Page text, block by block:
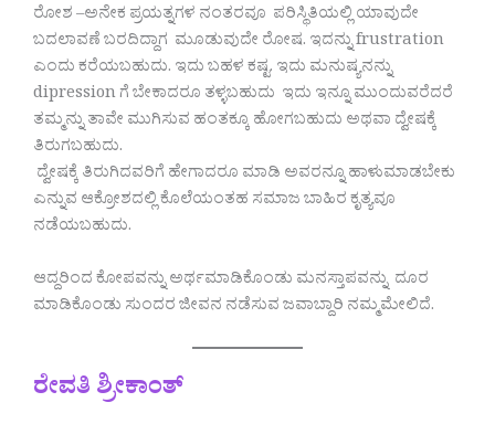
ರೋಶ –ಅನೇಕ ಪ್ರಯತ್ನಗಳ ನಂತರವೂ ಪರಿಸ್ಥಿತಿಯಲ್ಲಿ ಯಾವುದೇ
ಬದಲಾವಣೆ ಬರದಿದ್ದಾಗ ಮೂಡುವುದೇ ರೋಷ. ಇದನ್ನು frustration
ಎಂದು ಕರೆಯಬಹುದು. ಇದು ಬಹಳ ಕಷ್ಟ. ಇದು ಮನುಷ್ಯನನ್ನು
dipression ಗೆ ಬೇಕಾದರೂ ತಳ್ಳಬಹುದು ಇದು ಇನ್ನೂ ಮುಂದುವರೆದರೆ
ತಮ್ಮನ್ನು ತಾವೇ ಮುಗಿಸುವ ಹಂತಕ್ಕೂ ಹೋಗಬಹುದು ಅಥವಾ ದ್ವೇಷಕ್ಕೆ
ತಿರುಗಬಹುದು.
ದ್ವೇಷಕ್ಕೆ ತಿರುಗಿದವರಿಗೆ ಹೇಗಾದರೂ ಮಾಡಿ ಅವರನ್ನೂ ಹಾಳುಮಾಡಬೇಕು
ಎನ್ನುವ ಆಕ್ರೋಶದಲ್ಲಿ ಕೊಲೆಯಂತಹ ಸಮಾಜ ಬಾಹಿರ ಕೃತ್ಯವೂ
ನಡೆಯಬಹುದು.
ಆದ್ದರಿಂದ ಕೋಪವನ್ನು ಅರ್ಥಮಾಡಿಕೊಂಡು ಮನಸ್ತಾಪವನ್ನು ದೂರ
ಮಾಡಿಕೊಂಡು ಸುಂದರ ಜೀವನ ನಡೆಸುವ ಜವಾಬ್ದಾರಿ ನಮ್ಮಮೇಲಿದೆ.
ರೇವತಿ ಶ್ರೀಕಾಂತ್‌